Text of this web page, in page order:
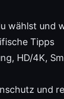
wählst und
Tipps
HD/4K,
und